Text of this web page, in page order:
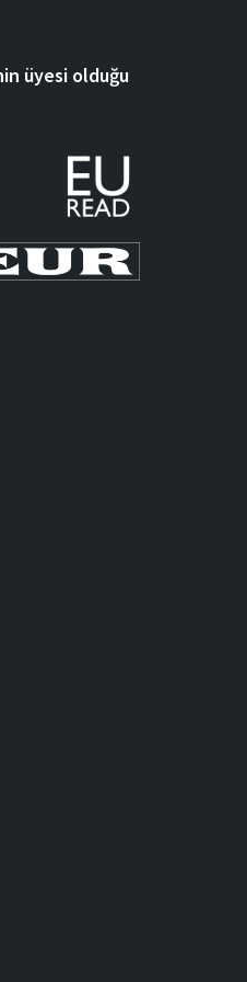
üyesi olduğu